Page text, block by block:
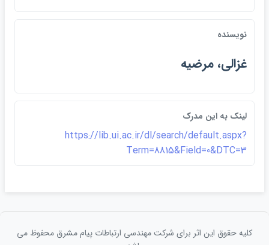
نويسنده
غزالي، مرضيه
لينک به اين مدرک
https://lib.ui.ac.ir/dl/search/default.aspx?
Term=8815&Field=0&DTC=3
کلیه حقوق این اثر برای شرکت مهندسی ارتباطات پيام مشرق محفوظ می